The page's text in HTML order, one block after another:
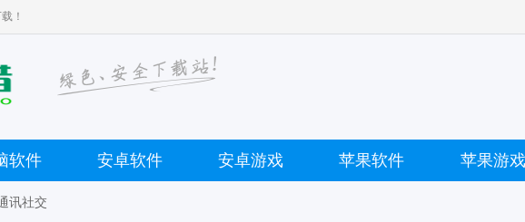
！
软件 安卓软件 安卓游戏 苹果软件 苹果游戏
讯社交